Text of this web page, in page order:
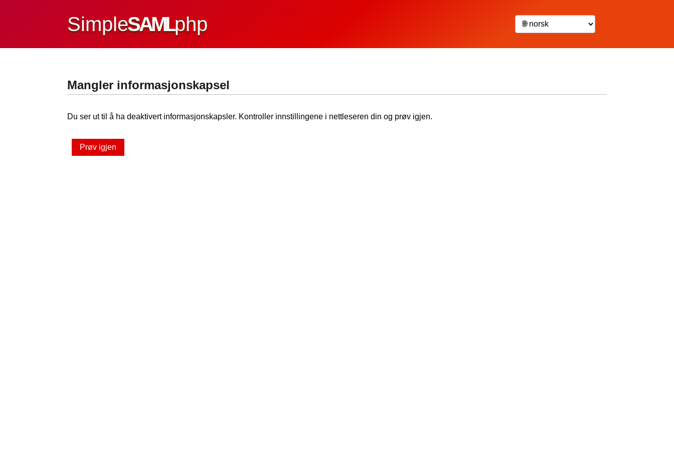
SimpleSAMLphp
Mangler informasjonskapsel
Du ser ut til å ha deaktivert informasjonskapsler. Kontroller innstillingene i nettleseren din og prøv igjen.
Prøv igjen